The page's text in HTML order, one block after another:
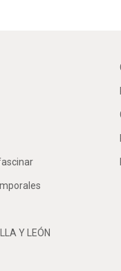
Y LEÓN